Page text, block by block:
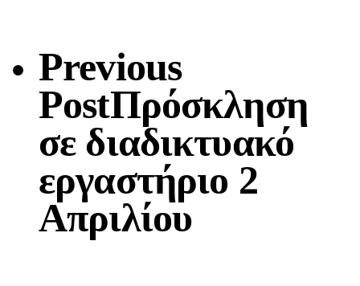
Previous
PostΠρόσκληση
σε διαδικτυακό
εργαστήριο 2
Απριλίου